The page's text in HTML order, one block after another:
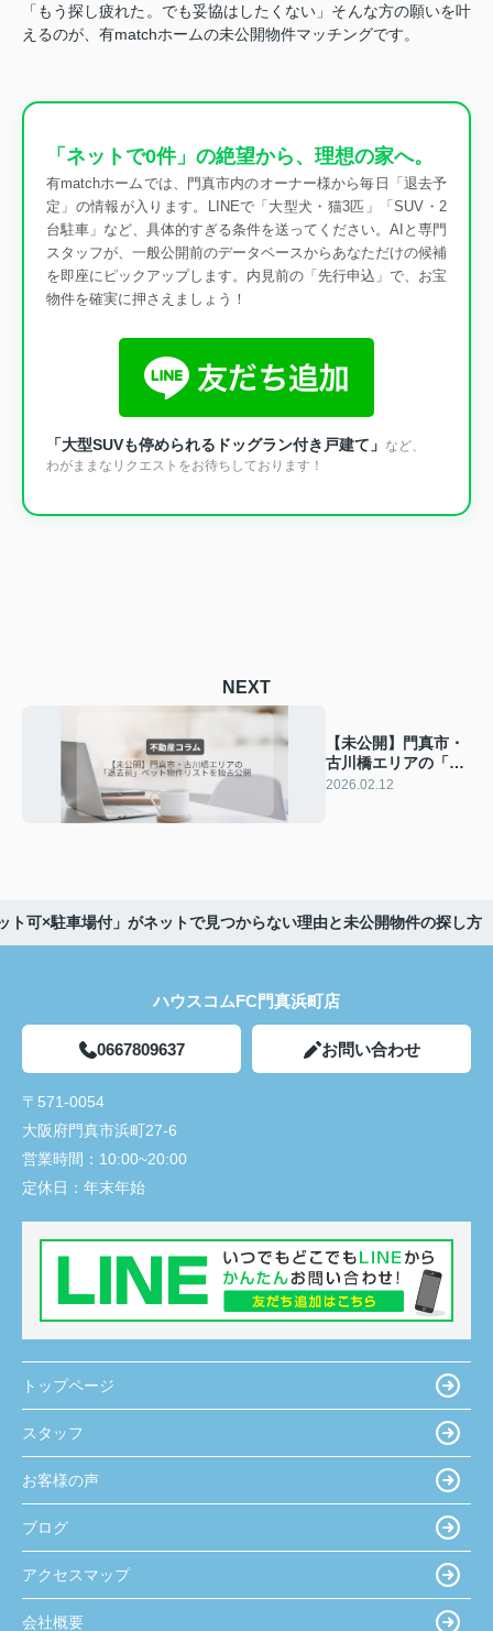
「もう探し疲れた。でも妥協はしたくない」そんな方の願いを叶
えるのが、有matchホームの未公開物件マッチングです。
「ネットで0件」の絶望から、理想の家へ。
有matchホームでは、門真市内のオーナー様から毎日「退去予
定」の情報が入ります。LINEで「大型犬・猫3匹」「SUV・2
台駐車」など、具体的すぎる条件を送ってください。AIと専門
スタッフが、一般公開前のデータベースからあなただけの候補
を即座にピックアップします。内見前の「先行申込」で、お宝
物件を確実に押さえましょう！
「大型SUVも停められるドッグラン付き戸建て」 など、
わがままなリクエストをお待ちしております！
NEXT
【未公開】門真市・
古川橋エリアの「退
去前」ペット物件リ
2026.02.12
ト可×駐車場付」がネットで見つからない理由と未公開物件の探し方
ハウスコムFC門真浜町店
0667809637 お問い合わせ
〒571-0054
大阪府門真市浜町27-6
営業時間： 10:00~20:00
定休日： 年末年始
トップページ
スタッフ
お客様の声
ブログ
アクセスマップ
会社概要